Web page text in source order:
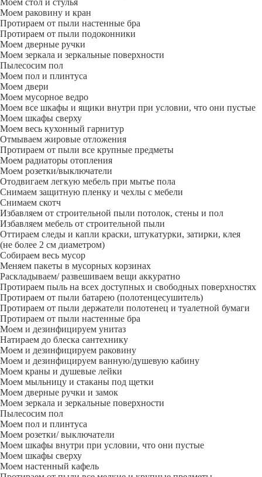
Моем стол и стулья
Моем раковину и кран
Протираем от пыли настенные бра
Протираем от пыли подоконники
Моем дверные ручки
Моем зеркала и зеркальные поверхности
Пылесосим пол
Моем пол и плинтуса
Моем двери
Моем мусорное ведро
Моем все шкафы и ящики внутри при условии, что они пустые
Моем шкафы сверху
Моем весь кухонный гарнитур
Отмываем жировые отложения
Протираем от пыли все крупные предметы
Моем радиаторы отопления
Моем розетки/выключатели
Отодвигаем легкую мебель при мытье пола
Снимаем защитную пленку и чехлы с мебели
Снимаем скотч
Избавляем от строительной пыли потолок, стены и пол
Избавляем мебель от строительной пыли
Оттираем следы и капли краски, штукатурки, затирки, клея
(не более 2 см диаметром)
Собираем весь мусор
Меняем пакеты в мусорных корзинах
Раскладываем/ развешиваем вещи аккуратно
Протираем пыль на всех доступных и свободных поверхностях
Протираем от пыли батарею (полотенцесушитель)
Протираем от пыли держатели полотенец и туалетной бумаги
Протираем от пыли настенные бра
Моем и дезинфицируем унитаз
Натираем до блеска сантехнику
Моем и дезинфицируем раковину
Моем и дезинфицируем ванную/душевую кабину
Моем краны и душевые лейки
Моем мыльницу и стаканы под щетки
Моем дверные ручки и замок
Моем зеркала и зеркальные поверхности
Пылесосим пол
Моем пол и плинтуса
Моем розетки/ выключатели
Моем шкафы внутри при условии, что они пустые
Моем шкафы сверху
Моем настенный кафель